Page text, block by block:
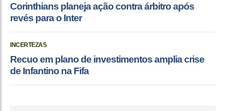
Corinthians planeja ação contra árbitro após
revés para o Inter
INCERTEZAS
Recuo em plano de investimentos amplia crise
de Infantino na Fifa